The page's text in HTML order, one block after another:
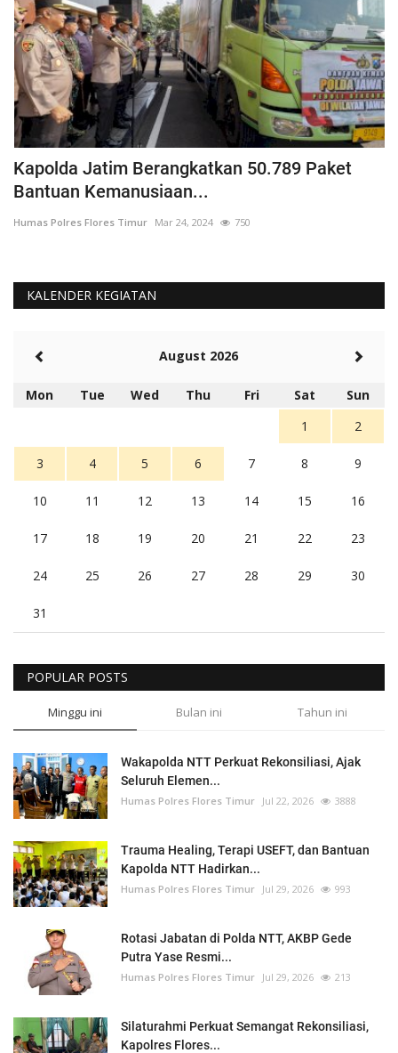
Kapolda Jatim Berangkatkan 50.789 Paket
Bantuan Kemanusiaan...
Humas Polres Flores Timur Mar 24, 2024 750
KALENDER KEGIATAN
August 2026
Mon Tue Wed Thu Fri Sat
Sun
1
2
3 4 5 6 7 8 9
10 11 12 13 14 15 16
17 18 19 20 21 22 23
24 25 26 27 28 29 30
31
POPULAR POSTS
Minggu ini Bulan ini Tahun ini
Wakapolda NTT Perkuat Rekonsiliasi, Ajak
Seluruh Elemen...
Humas Polres Flores Timur Jul 22, 2026 3888
Trauma Healing, Terapi USEFT, dan Bantuan
Kapolda NTT Hadirkan...
Humas Polres Flores Timur Jul 29, 2026 993
Rotasi Jabatan di Polda NTT, AKBP Gede
Putra Yase Resmi...
Humas Polres Flores Timur Jul 29, 2026 213
Silaturahmi Perkuat Semangat Rekonsiliasi,
Kapolres Flores...